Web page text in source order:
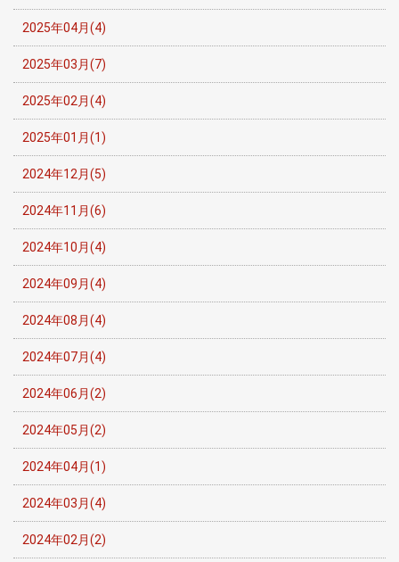
2025年04月(4)
2025年03月(7)
2025年02月(4)
2025年01月(1)
2024年12月(5)
2024年11月(6)
2024年10月(4)
2024年09月(4)
2024年08月(4)
2024年07月(4)
2024年06月(2)
2024年05月(2)
2024年04月(1)
2024年03月(4)
2024年02月(2)